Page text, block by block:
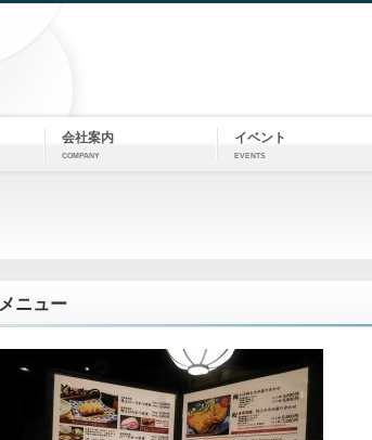
会社案内
COMPANY
イベント
EVENTS
メニュー